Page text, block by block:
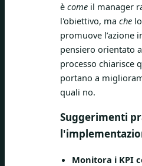
è come il manager
l'obiettivo, ma che
promuove l’azione
pensiero orientato
processo chiarisce
portano a
quali no.
Suggerimenti
Monitora i KPI